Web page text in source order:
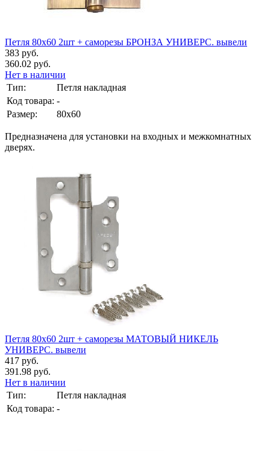
Петля 80х60 2шт + саморезы БРОНЗА УНИВЕРС. вывели
383 руб.
360.02 руб.
Нет в наличии
Тип:
Петля накладная
Код товара: -
Размер:
80х60
Предназначена для установки на входных и межкомнатных
дверях.
Петля 80х60 2шт + саморезы МАТОВЫЙ НИКЕЛЬ
УНИВЕРС. вывели
417 руб.
391.98 руб.
Нет в наличии
Тип:
Петля накладная
Код товара: -